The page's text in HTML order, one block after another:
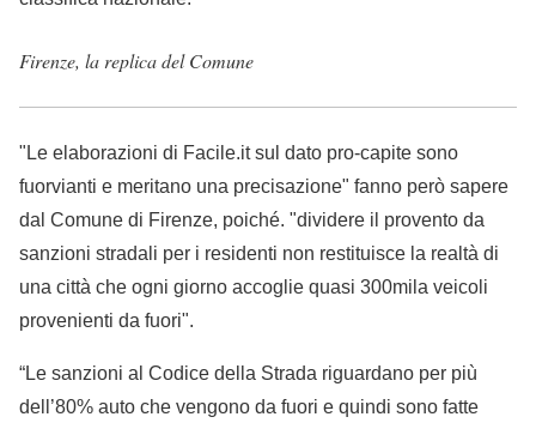
Firenze, la replica del Comune
"Le elaborazioni di Facile.it sul dato pro-capite sono
fuorvianti e meritano una precisazione" fanno però sapere
dal Comune di Firenze, poiché. "dividere il provento da
sanzioni stradali per i residenti non restituisce la realtà di
una città che ogni giorno accoglie quasi 300mila veicoli
provenienti da fuori".
“Le sanzioni al Codice della Strada riguardano per più
dell’80% auto che vengono da fuori e quindi sono fatte